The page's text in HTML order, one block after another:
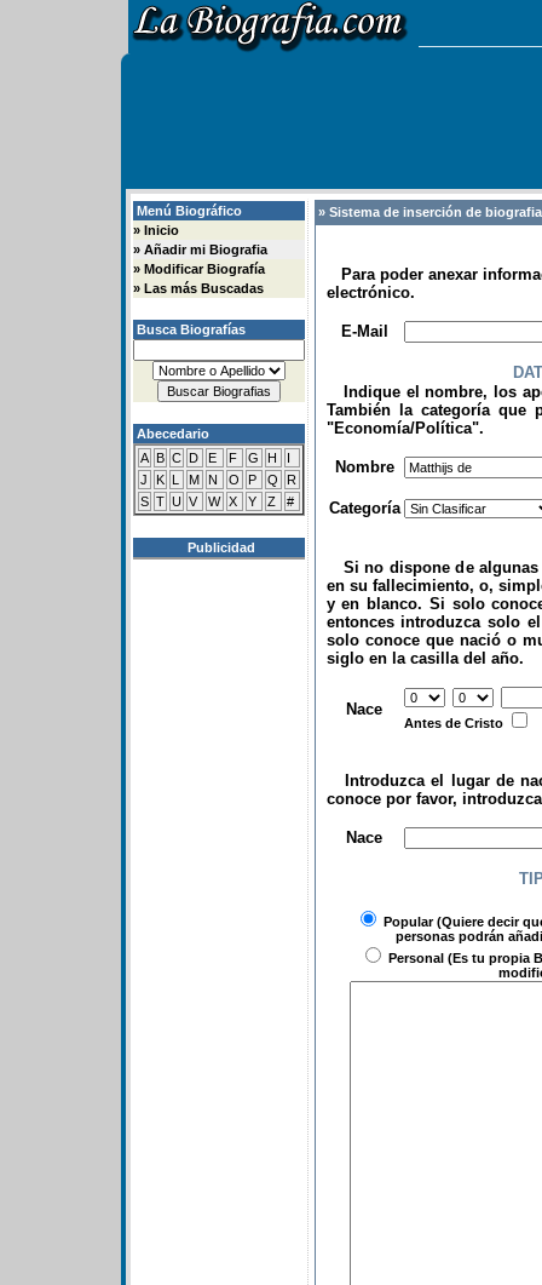
Menú Biográfico
» Inicio
» Añadir mi Biografia
» Modificar Biografía
» Las más Buscadas
Busca Biografías
Abecedario
A B C D E F G H
I
J
K L M N O P Q
R
S T U V W X Y Z #
Publicidad
» Sistema de inserción de
Para poder anexar
electrónico.
E-Mail
Indique el nombre, los
También la categoría que
"Economía/Política".
Nombre
Categoría
Si no dispone de algunas
en su fallecimiento, o,
y en blanco. Si solo
entonces introduzca solo
solo conoce que nació o
siglo en la casilla del año.
Nace
Antes de Cristo
Introduzca el lugar de
conoce por favor,
Nace
Popular(Quiere decir
personas podrán
Personal (Es tu propia